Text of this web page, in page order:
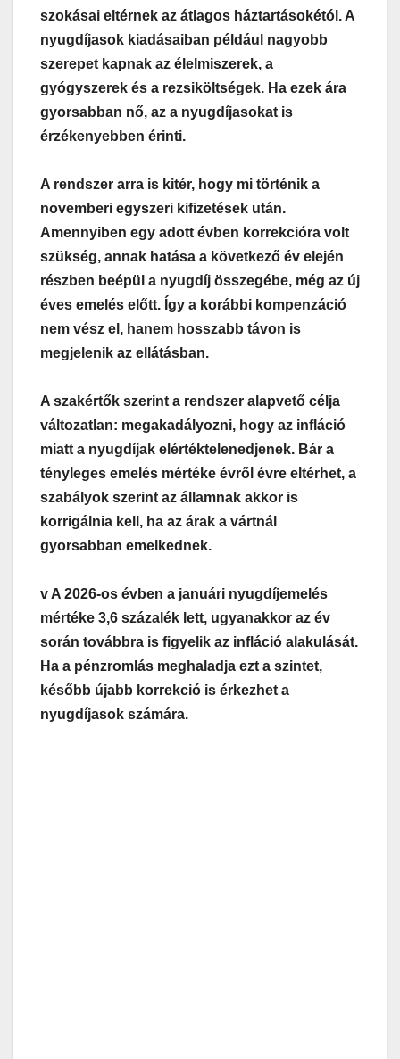
szokásai eltérnek az átlagos háztartásokétól. A
nyugdíjasok kiadásaiban például nagyobb
szerepet kapnak az élelmiszerek, a
gyógyszerek és a rezsiköltségek. Ha ezek ára
gyorsabban nő, az a nyugdíjasokat is
érzékenyebben érinti.
A rendszer arra is kitér, hogy mi történik a
novemberi egyszeri kifizetések után.
Amennyiben egy adott évben korrekcióra volt
szükség, annak hatása a következő év elején
részben beépül a nyugdíj összegébe, még az új
éves emelés előtt. Így a korábbi kompenzáció
nem vész el, hanem hosszabb távon is
megjelenik az ellátásban.
A szakértők szerint a rendszer alapvető célja
változatlan: megakadályozni, hogy az infláció
miatt a nyugdíjak elértéktelenedjenek. Bár a
tényleges emelés mértéke évről évre eltérhet, a
szabályok szerint az államnak akkor is
korrigálnia kell, ha az árak a vártnál
gyorsabban emelkednek.
v A 2026-os évben a januári nyugdíjemelés
mértéke 3,6 százalék lett, ugyanakkor az év
során továbbra is figyelik az infláció alakulását.
Ha a pénzromlás meghaladja ezt a szintet,
később újabb korrekció is érkezhet a
nyugdíjasok számára.